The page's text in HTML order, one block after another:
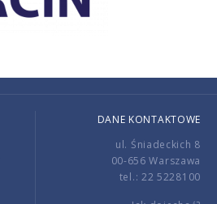
DANE KONTAKTOWE
ul. Śniadeckich 8
00-656 Warszawa
tel.: 22 5228100